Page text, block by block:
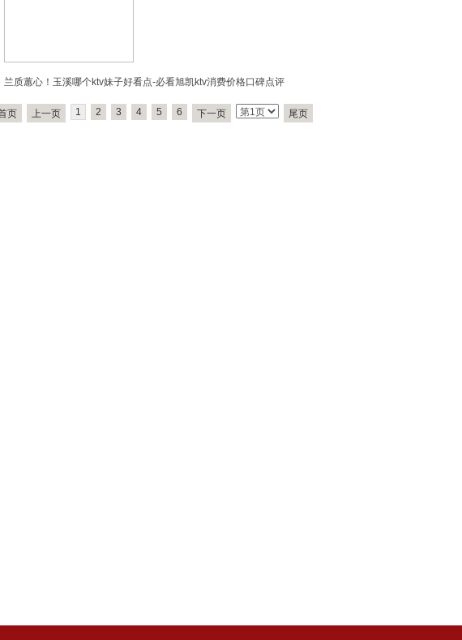
兰质蕙心！玉溪哪个ktv妹子好看点-必看旭凯ktv消费价格口碑点评
页 上一页 1 2 3 4 5 6 下一页 尾页